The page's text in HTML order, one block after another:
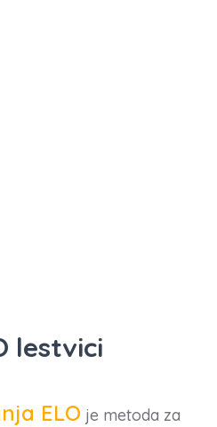
lestvici
ELO je metoda za